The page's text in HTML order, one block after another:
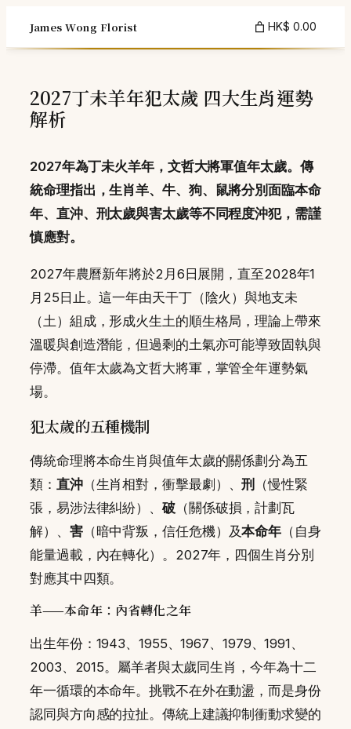
content
James Wong Florist HK$ 0.00
2027丁未羊年犯太歲 四大生肖運勢
解析
2027年為丁未火羊年，文哲大將軍值年太歲。傳
統命理指出，生肖羊、牛、狗、鼠將分別面臨本命
年、直沖、刑太歲與害太歲等不同程度沖犯，需謹
慎應對。
2027年農曆新年將於2月6日展開，直至2028年1
月25日止。這一年由天干丁（陰火）與地支未
（土）組成，形成火生土的順生格局，理論上帶來
溫暖與創造潛能，但過剩的土氣亦可能導致固執與
停滯。值年太歲為文哲大將軍，掌管全年運勢氣
場。
犯太歲的五種機制
傳統命理將本命生肖與值年太歲的關係劃分為五
類： 直沖（生肖相對，衝擊最劇）、刑
（慢性緊
張，易涉法律糾紛）、 破（關係破損，計劃瓦
解）、 害（暗中背叛，信任危機）及本命年 （自身
能量過載，內在轉化）。2027年，四個生肖分別
對應其中四類。
羊——本命年：內省轉化之年
出生年份：1943、1955、1967、1979、1991、
2003、2015。屬羊者與太歲同生肖，今年為十二
年一循環的本命年。挑戰不在外在動盪，而是身份
認同與方向感的拉扯。傳統上建議抑制衝動求變的